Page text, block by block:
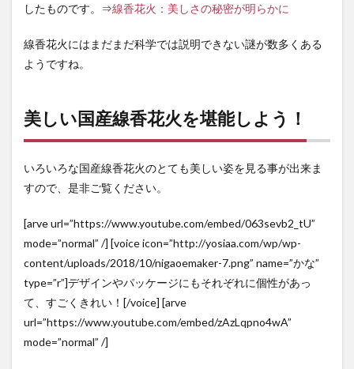
したものです。⇒線香花火：美しさの秘密が明らかに
線香花火にはまだまだ科学では説明できない謎が数多くある
ようですね。
美しい国産線香花火を堪能しよう！
いろいろな国産線香花火のとても美しい姿を見る事が出来ま
すので、是非ご覧ください。
[arve url=”https://www.youtube.com/embed/063sevb2_tU”
mode=”normal” /] [voice icon=”http://yosiaa.com/wp/wp-
content/uploads/2018/10/nigaoemaker-7.png” name=”かな”
type=”r”]デザインやパッケージにもそれぞれに個性があっ
て、すごくきれい！[/voice] [arve
url=”https://www.youtube.com/embed/zAzLqpno4wA”
mode=”normal” /]